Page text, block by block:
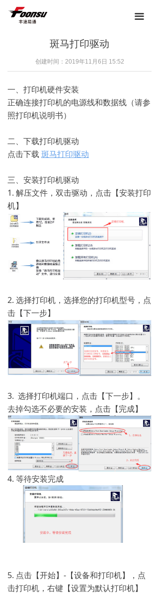
끀
斑马打印驱动
创建时间： 2019年11月6日 15:52
一、打印机硬件安装
正确连接打印机的电源线和数据线（请参
照打印机说明书）
二、下载打印机驱动
点击下载 斑马打印驱动
三、安装打印机驱动
1. 解压文件，双击驱动，点击【安装打印
机】
2. 选择打印机，选择您的打印机型号，点
击【下一步】
3. 选择打印机端口，点击【下一步】。
去掉勾选不必要的安装，点击【完成】
4. 等待安装完成
5. 点击【开始】-【设备和打印机】，点
击打印机，右键【设置为默认打印机】